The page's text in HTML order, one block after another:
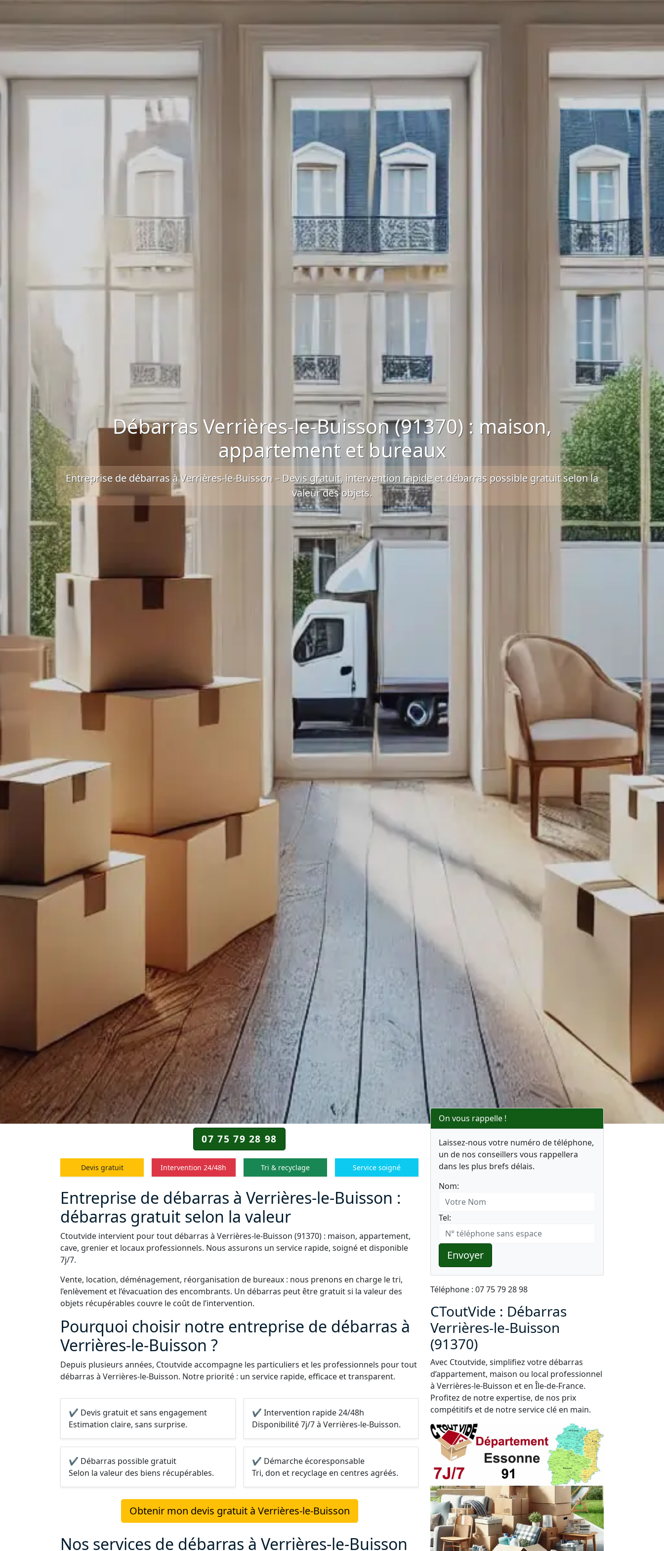
Débarras Verrières-le-Buisson (91370) : maison,
appartement et bureaux
Entreprise de débarras à Verrières-le-Buisson – Devis gratuit, intervention rapide et débarras possible gratuit selon la
valeur des objets.
07 75 79 28 98
Devis gratuit Intervention 24/48h Tri & recyclage Service soigné
Entreprise de débarras à Verrières-le-Buisson :
débarras gratuit selon la valeur
Ctoutvide intervient pour tout débarras à Verrières-le-Buisson (91370) : maison, appartement,
cave, grenier et locaux professionnels. Nous assurons un service rapide, soigné et disponible
7j/7.
Vente, location, déménagement, réorganisation de bureaux : nous prenons en charge le tri,
l’enlèvement et l’évacuation des encombrants. Un débarras peut être gratuit si la valeur des
objets récupérables couvre le coût de l’intervention.
Pourquoi choisir notre entreprise de débarras à
Verrières-le-Buisson ?
Depuis plusieurs années, Ctoutvide accompagne les particuliers et les professionnels pour tout
débarras à Verrières-le-Buisson. Notre priorité : un service rapide, efficace et transparent.
✔ Devis gratuit et sans engagement
Estimation claire, sans surprise.
✔ Intervention rapide 24/48h
Disponibilité 7j/7 à Verrières-le-Buisson.
✔ Débarras possible gratuit
Selon la valeur des biens récupérables.
✔ Démarche écoresponsable
Tri, don et recyclage en centres agréés.
Obtenir mon devis gratuit à Verrières-le-Buisson
Nos services de débarras à Verrières-le-Buisson
On vous rappelle !
Laissez-nous votre numéro de téléphone,
un de nos conseillers vous rappellera
dans les plus brefs délais.
Nom:
Tel:
Envoyer
Téléphone : 07 75 79 28 98
CToutVide : Débarras
Verrières-le-Buisson
(91370)
Avec Ctoutvide, simplifiez votre débarras
d’appartement, maison ou local professionnel
à Verrières-le-Buisson et en Île-de-France.
Profitez de notre expertise, de nos prix
compétitifs et de notre service clé en main.